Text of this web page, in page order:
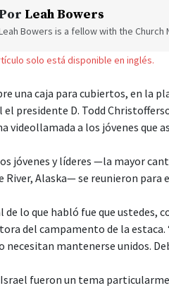
Por Leah Bowers
Bowers is a fellow with the Church
solo está disponible en inglés.
una caja para cubiertos, en la
el presidente D. Todd
videollamada a los jóvenes que
jóvenes y líderes —la mayor
River, Alaska— se reunieron
de lo que habló fue que ustedes,
del campamento de la
necesitan mantenerse unidos.
fueron un tema